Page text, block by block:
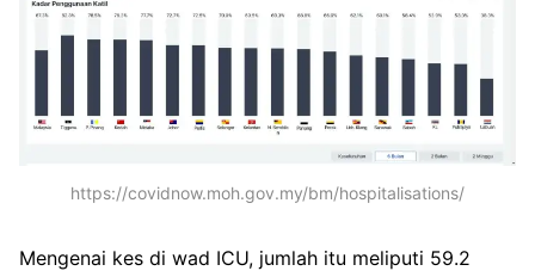
https://covidnow.moh.gov.my/bm/hospitalisations/
Mengenai kes di wad ICU, jumlah itu meliputi 59.2